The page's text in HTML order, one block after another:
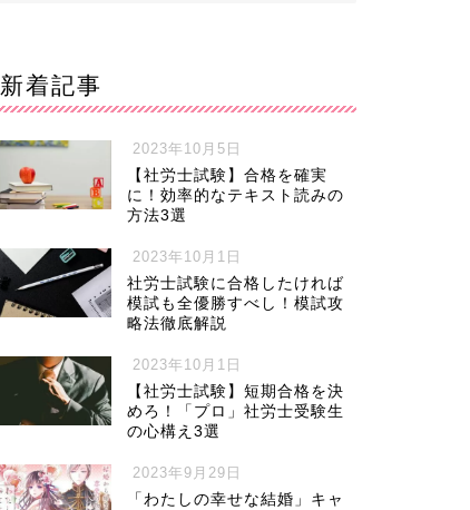
新着記事
2023年10月5日
【社労士試験】合格を確実
に！効率的なテキスト読みの
方法3選
2023年10月1日
社労士試験に合格したければ
模試も全優勝すべし！模試攻
略法徹底解説
2023年10月1日
【社労士試験】短期合格を決
めろ！「プロ」社労士受験生
の心構え3選
2023年9月29日
「わたしの幸せな結婚」キャ